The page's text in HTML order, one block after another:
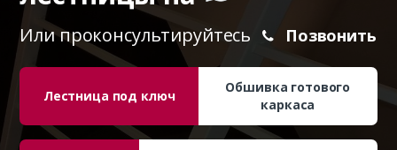
Или проконсультируйтесь Позвонить
Лестница под ключ
Обшивка готового
каркаса